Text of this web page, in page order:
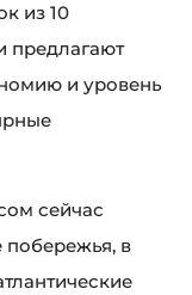
из 10
предлагают
и уровень
сейчас
побережья, в